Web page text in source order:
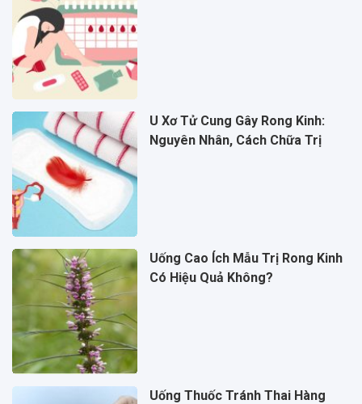
U Xơ Tử Cung Gây Rong Kinh:
Nguyên Nhân, Cách Chữa Trị
Uống Cao Ích Mẫu Trị Rong Kinh
Có Hiệu Quả Không?
Uống Thuốc Tránh Thai Hàng